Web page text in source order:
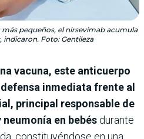
pequeños, el nirsevimab acumula
indicaron. Foto: Gentileza
vacuna, este anticuerpo
inmediata frente al
principal responsable de
en bebés durante
constituyéndose en una